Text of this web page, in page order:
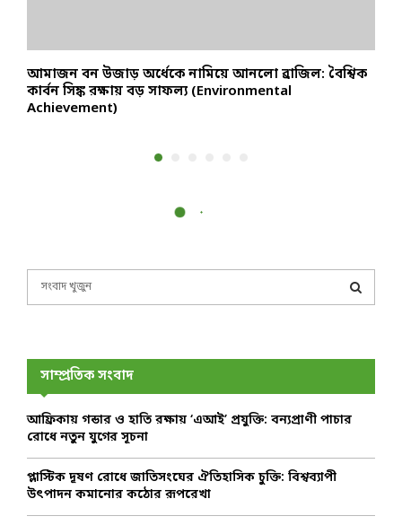
আমাজন বন উজাড় অর্ধেকে নামিয়ে আনলো ব্রাজিল: বৈশ্বিক
কার্বন সিঙ্ক রক্ষায় বড় সাফল্য (Environmental
Achievement)
f
r
E
A
সাম্প্রতিক সংবাদ
আফ্রিকায় গন্ডার ও হাতি রক্ষায় ‘এআই’ প্রযুক্তি: বন্যপ্রাণী পাচার
রোধে নতুন যুগের সূচনা
প্লাস্টিক দূষণ রোধে জাতিসংঘের ঐতিহাসিক চুক্তি: বিশ্বব্যাপী
উৎপাদন কমানোর কঠোর রূপরেখা